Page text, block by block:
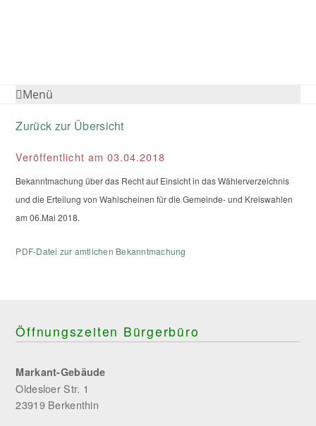
Menü
Zurück zur Übersicht
Veröffentlicht am 03.04.2018
Bekanntmachung über das Recht auf Einsicht in das Wählerverzeichnis
und die Erteilung von Wahlscheinen für die Gemeinde- und Kreiswahlen
am 06.Mai 2018.
PDF-Datei zur amtlichen Bekanntmachung
Öffnungszeiten Bürgerbüro
Markant-Gebäude
Oldesloer Str. 1
23919 Berkenthin